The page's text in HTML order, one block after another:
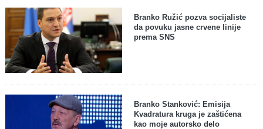
Branko Ružić pozva socijaliste
da povuku jasne crvene linije
prema SNS
Branko Stanković: Emisija
Kvadratura kruga je zaštićena
kao moje autorsko delo